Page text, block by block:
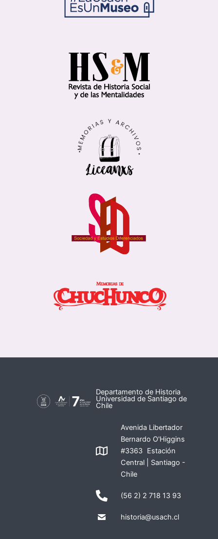
Departamento de Historia
Universidad de Santiago de
Chile
Avenida Libertador
Bernardo O'Higgins
#3363 Estación
Central | Santiago -
Chile
(56 2) 2 718 13 93
historia@usach.cl